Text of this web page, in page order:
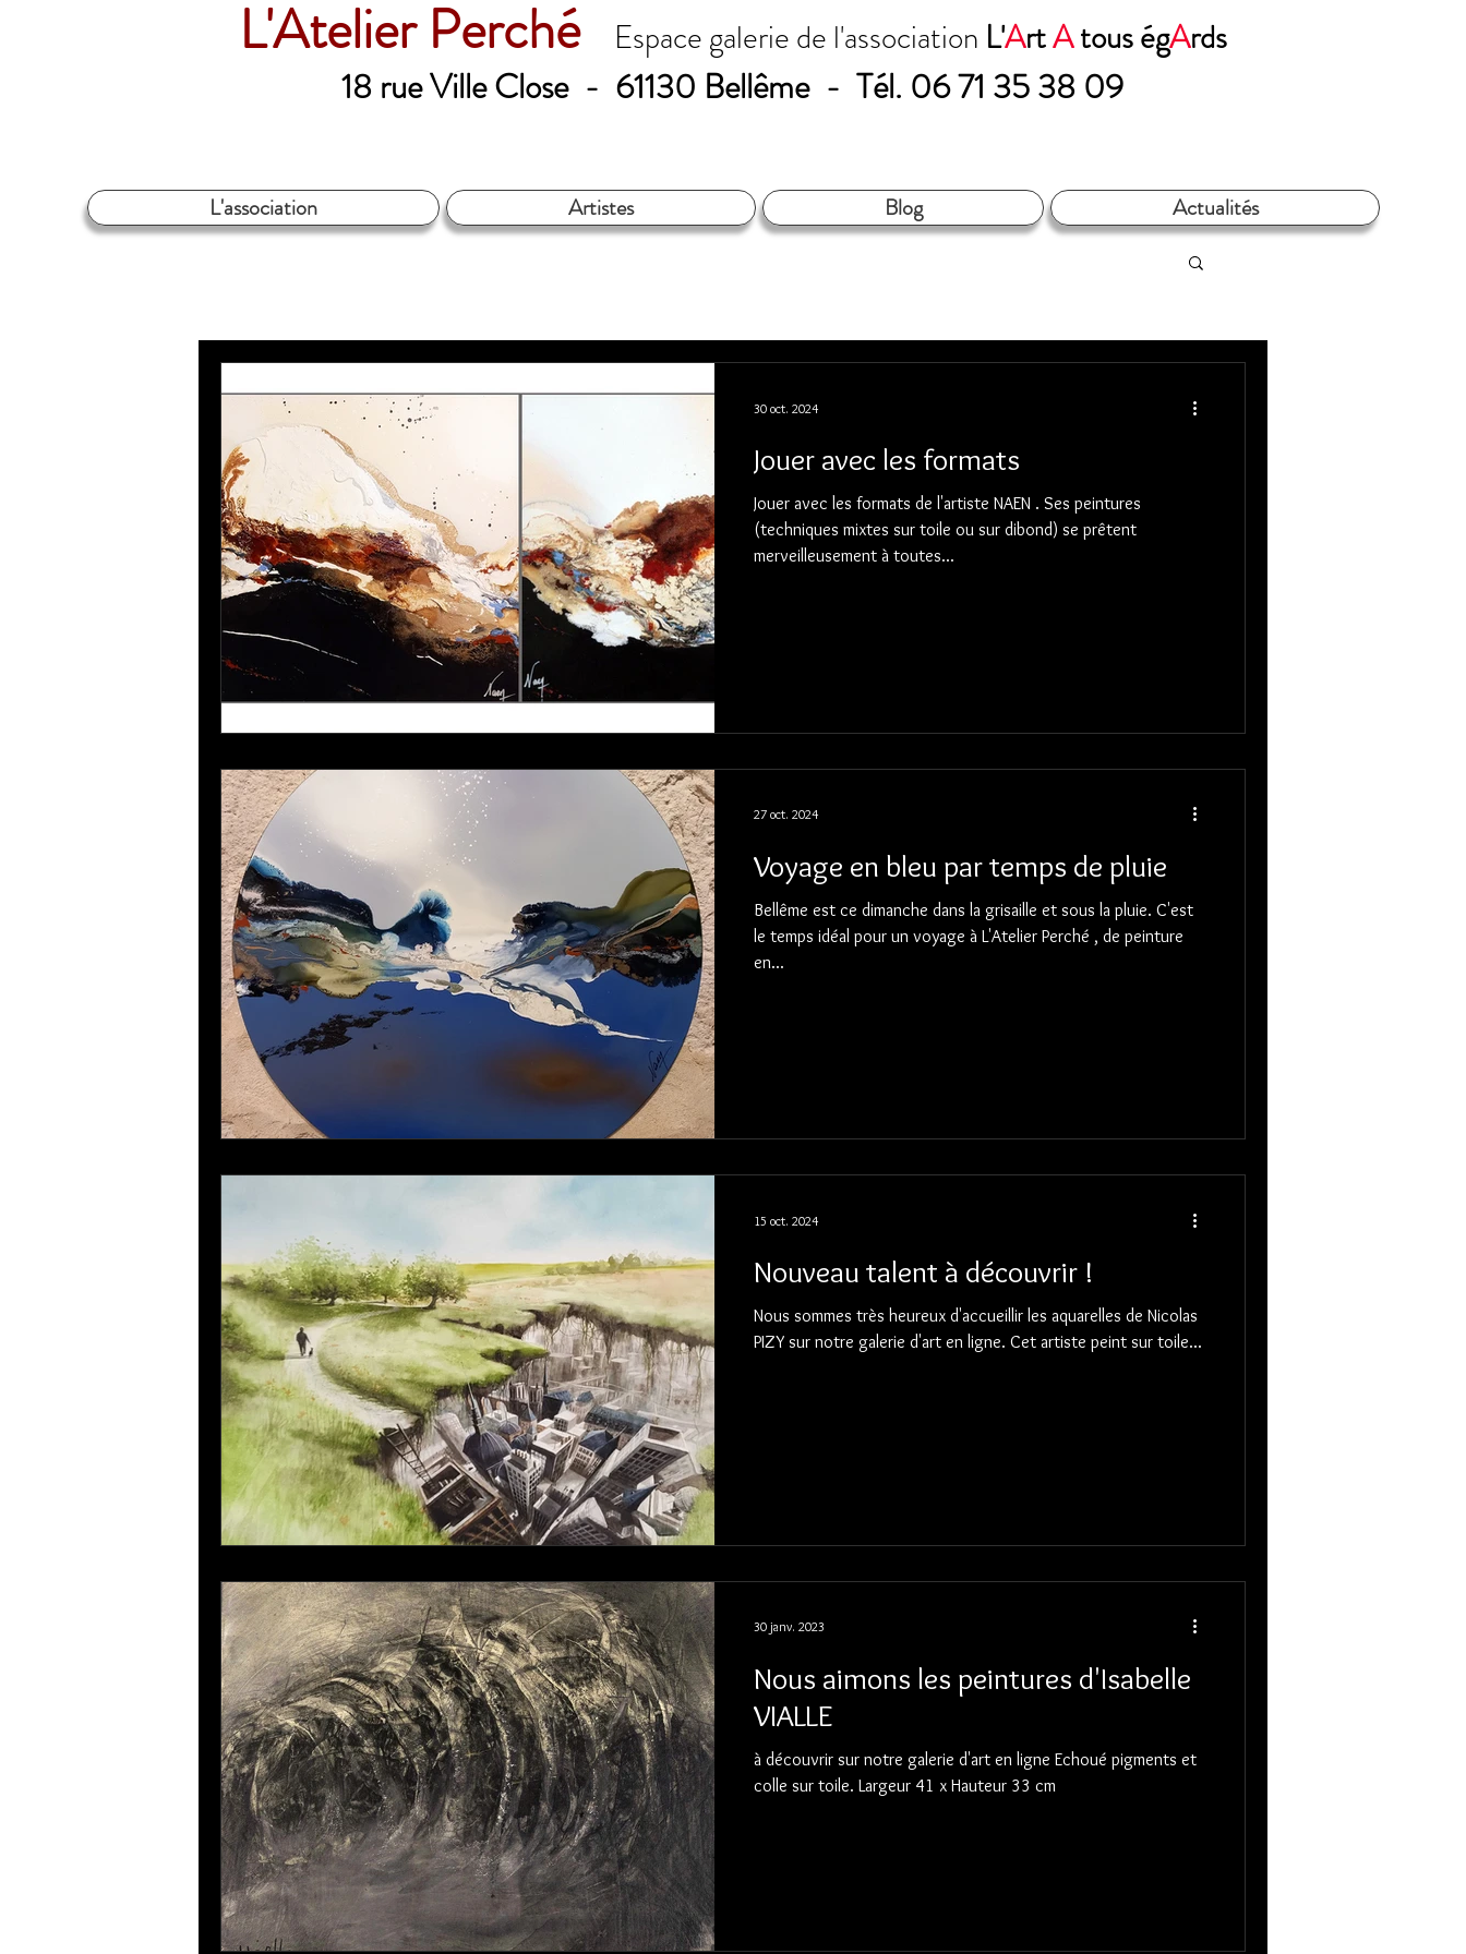
L'Atelier Perché Espace galerie de l'association L'ArtAtous égArds​​​
18 rue Ville Close - 61130 Bellême - Tél. 06 71 35 38 09
L'association Artistes Blog Actualités
Jouer avec les formats
Jouer avec les formats de l'artiste NAEN . Ses peintures
(techniques mixtes sur toile ou sur dibond) se prêtent
merveilleusement à toutes...
30 oct. 2024
Voyage en bleu par temps de pluie
Bellême est ce dimanche dans la grisaille et sous la pluie. C'est
le temps idéal pour un voyage à L'Atelier Perché , de peinture
en...
27 oct. 2024
Nouveau talent à découvrir !
Nous sommes très heureux d'accueillir les aquarelles de Nicolas
PIZY sur notre galerie d'art en ligne. Cet artiste peint sur toile...
15 oct. 2024
Nous aimons les peintures d'Isabelle
VIALLE
à découvrir sur notre galerie d'art en ligne Echoué pigments et
colle sur toile. Largeur 41 x Hauteur 33 cm
30 janv. 2023